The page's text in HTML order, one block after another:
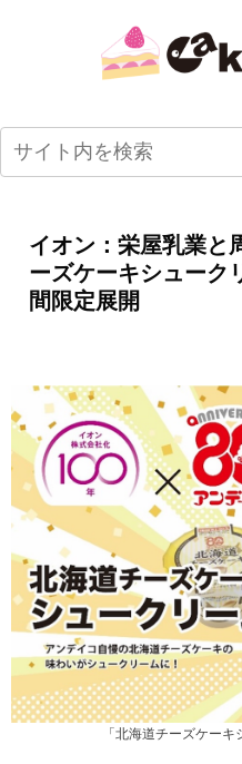
イオン：栄屋乳業と
ーズケーキシューク
間限定展開
「北海道チーズケー